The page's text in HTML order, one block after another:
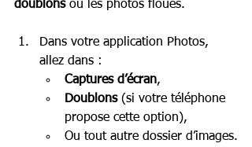
doublons ou les photos floues.
Dans votre application Photos,
allez dans :
Captures d’écran,
Doublons (si votre téléphone
propose cette option),
Ou tout autre dossier d’images.